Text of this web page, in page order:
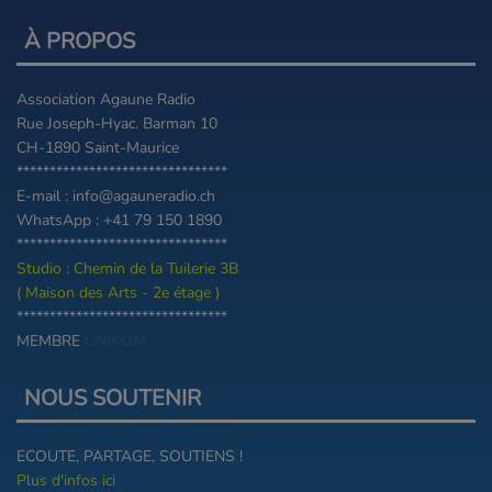
À PROPOS
Association Agaune Radio
Rue Joseph-Hyac. Barman 10
CH-1890 Saint-Maurice
********************************
E-mail : info@agauneradio.ch
WhatsApp : +41 79 150 1890
********************************
Studio : Chemin de la Tuilerie 3B
( Maison des Arts - 2e étage )
********************************
MEMBRE
NOUS SOUTENIR
ECOUTE, PARTAGE, SOUTIENS !
Plus d'infos ici